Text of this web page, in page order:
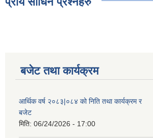
बजेट तथा कार्यक्रम
आर्थिक वर्ष २०८३|०८४ को निति तथा कार्यक्रम र
बजेट
मिति: 06/24/2026 - 17:00